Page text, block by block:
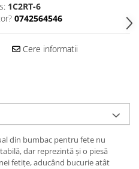
1C2RT-6
0742564546
Cere informatii
din bumbac pentru fete nu
dar reprezintă și o piesă
fetițe, aducând bucurie atât